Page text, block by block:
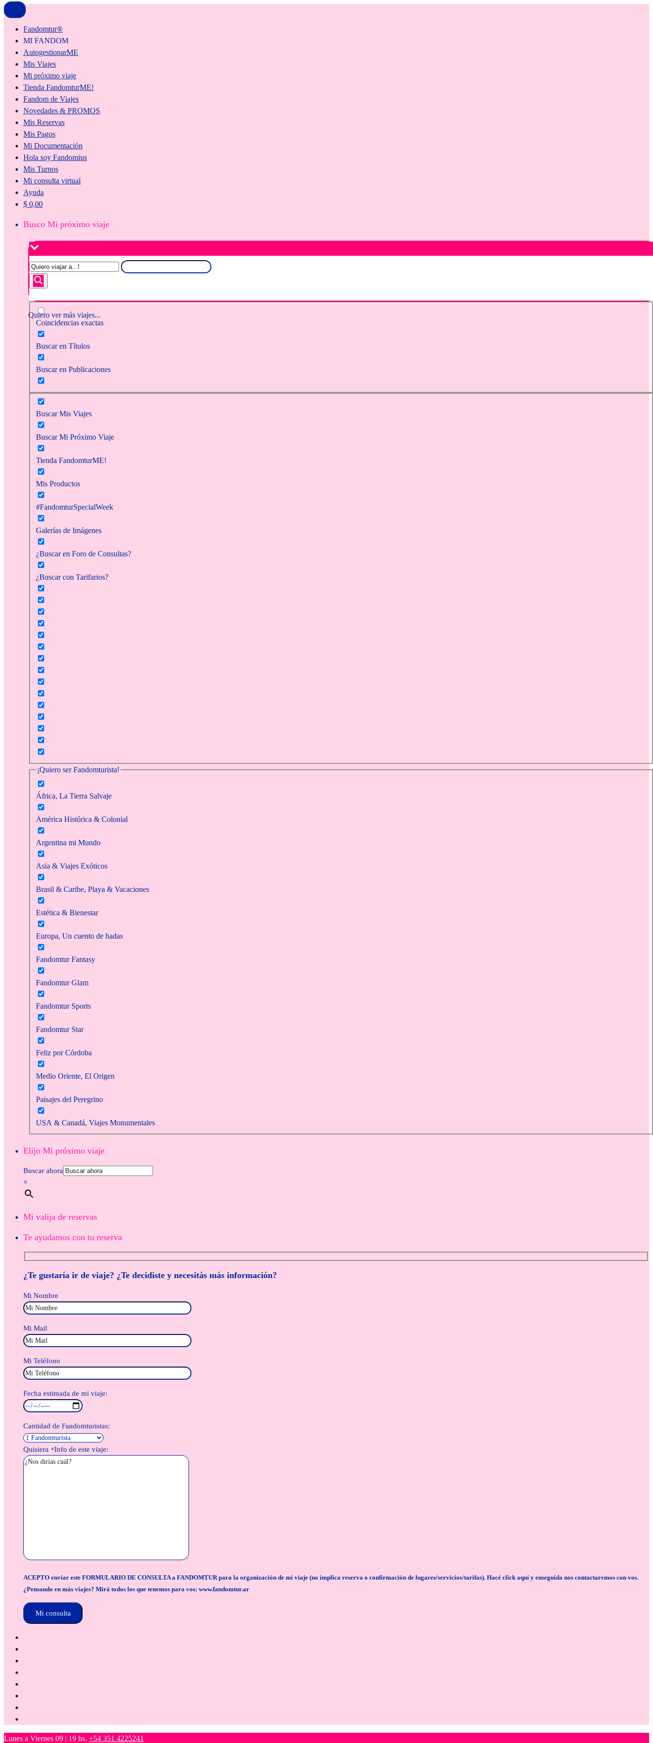
Fandomtur®
MI FANDOM
AutogestionarME
Mis Viajes
Mi próximo viaje
Tienda FandomturME!
Fandom de Viajes
Novedades & PROMOS
Mis Reservas
Mis Pagos
Mi Documentación
Hola soy Fandomius
Mis Turnos
Mi consulta virtual
Ayuda
$ 0,00
Busco Mi próximo viaje
Quiero ver más viajes...
Coincidencias exactas
Buscar en Títulos
Buscar en Publicaciones
Buscar Mis Viajes
Buscar Mi Próximo Viaje
Tienda FandomturME!
Mis Productos
#FandomturSpecialWeek
Galerías de Imágenes
¿Buscar en Foro de Consultas?
¿Buscar con Tarifarios?
¡Quiero ser Fandomturista!
África, La Tierra Salvaje
América Histórica & Colonial
Argentina mi Mundo
Asia & Viajes Exóticos
Brasil & Caribe, Playa & Vacaciones
Estética & Bienestar
Europa, Un cuento de hadas
Fandomtur Fantasy
Fandomtur Glam
Fandomtur Sports
Fandomtur Star
Feliz por Córdoba
Medio Oriente, El Origen
Paisajes del Peregrino
USA & Canadá, Viajes Monumentales
Elijo Mi próximo viaje
Buscar ahora
×
Mi valija de reservas
Te ayudamos con tu reserva
¿Te gustaría ir de viaje? ¿Te decidiste y necesitás más información?
Mi Nombre
Mi Mail
Mi Teléfono
Fecha estimada de mi viaje:
Cantidad de Fandomturistas:
Quisiera +Info de este viaje:
ACEPTO enviar este FORMULARIO DE CONSULTA a FANDOMTUR para la organización de mi viaje (no implica reserva o confirmación de lugares/servicios/tarifas). Hacé click aquí y enseguida nos contactaremos con vos.
¿Pensando en más viajes? Mirá todos los que tenemos para vos: www.fandomtur.ar
Lunes a Viernes 09 | 19 hs. +54 351 4225241